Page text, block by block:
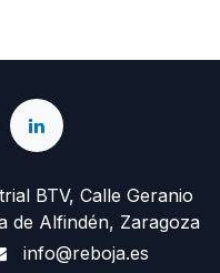
BTV, Calle Geranio
de Alfindén, Zaragoza
info@reboja.es